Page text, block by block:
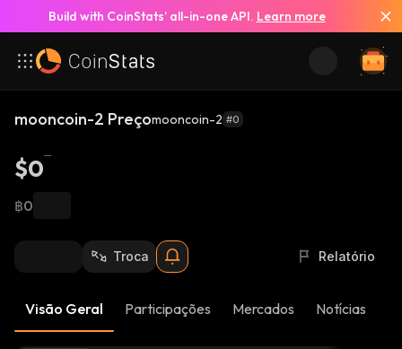
Build with CoinStats’ all-in-one API. Learn more
mooncoin-2 Preçomooncoin-2 #0
$0
฿0
Troca Relatório
Visão Geral Participações Mercados Notícias